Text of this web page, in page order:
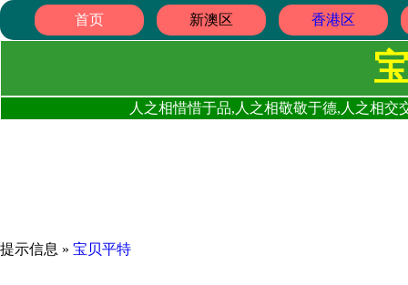
首页 新澳区 香港区
人之相惜惜于品,人之相敬敬于德,人之相
提示信息 » 宝贝平特